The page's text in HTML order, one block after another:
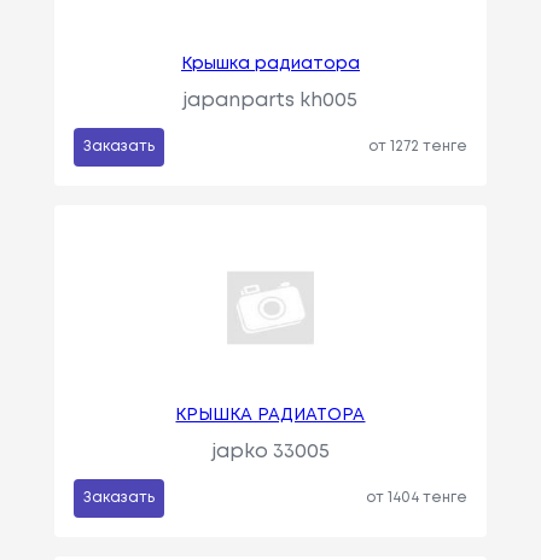
Крышка радиатора
japanparts kh005
Заказать от 1272 тенге
КРЫШКА РАДИАТОРА
japko 33005
Заказать от 1404 тенге